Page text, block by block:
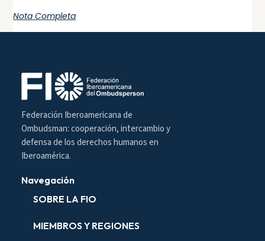
Nota Completa
Federación Iberoamericana de
Ombudsman: cooperación, intercambio y
defensa de los derechos humanos en
Iberoamérica.
Navegación
SOBRE LA FIO
MIEMBROS Y REGIONES